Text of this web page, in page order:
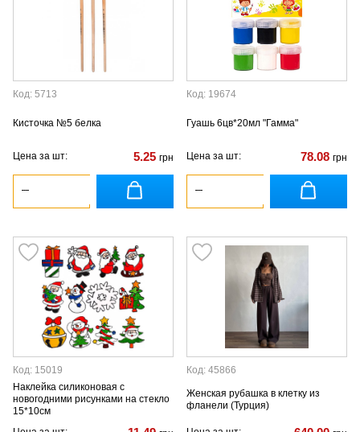
Код: 5713
Кисточка №5 белка
Цена за шт: 5.25 грн
Код: 19674
Гуашь 6цв*20мл "Гамма"
Цена за шт: 78.08 грн
Код: 15019
Наклейка силиконовая с
новогодними рисунками на стекло
15*10см
Код: 45866
Женская рубашка в клетку из
фланели (Турция)